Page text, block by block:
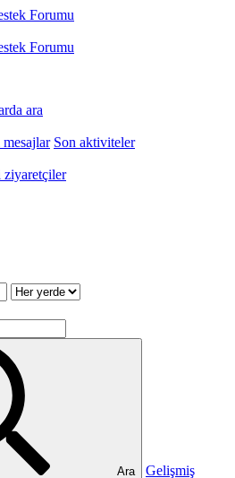
ara
Son aktiviteler
ziyaretçiler
Ara
Gelişmiş